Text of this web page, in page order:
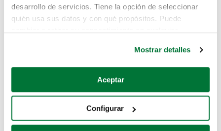
desarrollo de servicios. Tiene la opción de seleccionar
quién usa sus datos y con qué propósitos. Puede
Si lo permite, también quisiéramos:
Recopilar información sobre su ubicación geográfica
Identificar su dispositivo analizándolo activamente
para buscar características específicas (huellas
Mostrar detalles
Aceptar
Configurar
Pero puedes encontrar el coche que estás
buscando en alguno de estos enlaces:
Coches de segunda mano
Coches de km0